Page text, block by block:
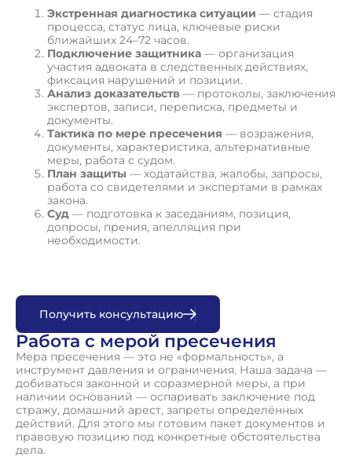
Экстренная диагностика ситуации — стадия
процесса, статус лица, ключевые риски
ближайших 24–72 часов.
Подключение защитника — организация
участия адвоката в следственных действиях,
фиксация нарушений и позиции.
Анализ доказательств — протоколы, заключения
экспертов, записи, переписка, предметы и
документы.
Тактика по мере пресечения — возражения,
документы, характеристика, альтернативные
меры, работа с судом.
План защиты — ходатайства, жалобы, запросы,
работа со свидетелями и экспертами в рамках
закона.
Суд — подготовка к заседаниям, позиция,
допросы, прения, апелляция при
необходимости.
Получить консультацию
Работа с мерой пресечения
Мера пресечения — это не «формальность», а
инструмент давления и ограничения. Наша задача —
добиваться законной и соразмерной меры, а при
наличии оснований — оспаривать заключение под
стражу, домашний арест, запреты определённых
действий. Для этого мы готовим пакет документов и
правовую позицию под конкретные обстоятельства
дела.